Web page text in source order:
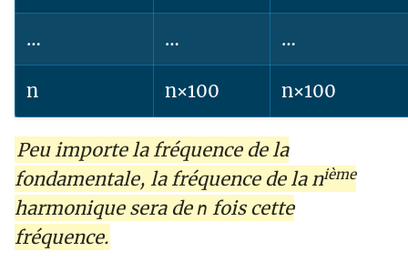
… … …
n n×100 n×100
Peu importe la fréquence de la
fondamentale, la fréquence de la nième
harmonique sera de n fois cette
fréquence.